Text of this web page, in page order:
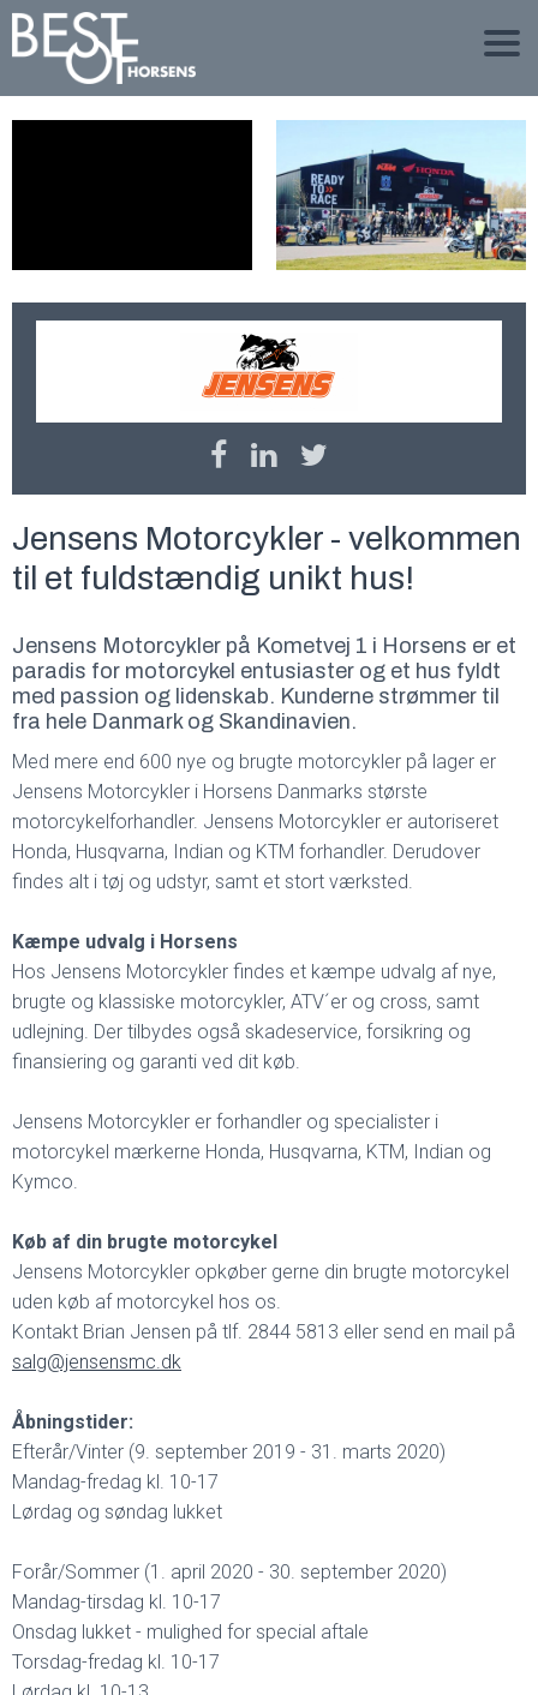
Jensens Motorcykler - velkommen
til et fuldstændig unikt hus!
Jensens Motorcykler på Kometvej 1 i Horsens er et
paradis for motorcykel entusiaster og et hus fyldt
med passion og lidenskab. Kunderne strømmer til
fra hele Danmark og Skandinavien.
Med mere end 600 nye og brugte motorcykler på lager er
Jensens Motorcykler i Horsens Danmarks største
motorcykelforhandler. Jensens Motorcykler er autoriseret
Honda, Husqvarna, Indian og KTM forhandler. Derudover
findes alt i tøj og udstyr, samt et stort værksted.
Kæmpe udvalg i Horsens
Hos Jensens Motorcykler findes et kæmpe udvalg af nye,
brugte og klassiske motorcykler, ATV´er og cross, samt
udlejning. Der tilbydes også skadeservice, forsikring og
finansiering og garanti ved dit køb.
Jensens Motorcykler er forhandler og specialister i
motorcykel mærkerne Honda, Husqvarna, KTM, Indian og
Kymco.
Køb af din brugte motorcykel
Jensens Motorcykler opkøber gerne din brugte motorcykel
uden køb af motorcykel hos os.
Kontakt Brian Jensen på tlf. 2844 5813 eller send en mail på
salg@jensensmc.dk
Åbningstider:
Efterår/Vinter (9. september 2019 - 31. marts 2020)
Mandag-fredag kl. 10-17
Lørdag og søndag lukket
Forår/Sommer (1. april 2020 - 30. september 2020)
Mandag-tirsdag kl. 10-17
Onsdag lukket - mulighed for special aftale
Torsdag-fredag kl. 10-17